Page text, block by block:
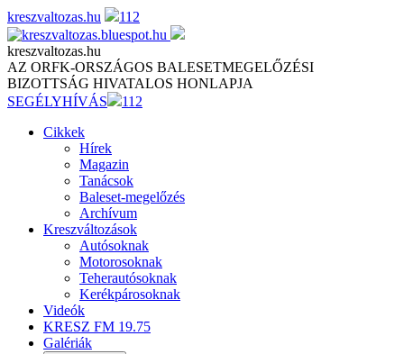
Skip
to
content
kreszvaltozas.hu 112
kreszvaltozas.hu
AZ ORFK-ORSZÁGOS BALESETMEGELŐZÉSI
BIZOTTSÁG HIVATALOS HONLAPJA
SEGÉLYHÍVÁS
112
Cikkek
Hírek
Magazin
Tanácsok
Baleset-megelőzés
Archívum
Kreszváltozások
Autósoknak
Motorosoknak
Teherautósoknak
Kerékpárosoknak
Videók
KRESZ FM 19.75
Galériák